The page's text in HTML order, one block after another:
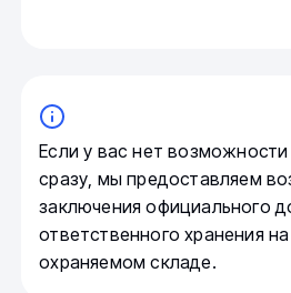
Если у вас нет возможности
сразу, мы предоставляем
заключения официального
ответственного хранения
охраняемом складе.